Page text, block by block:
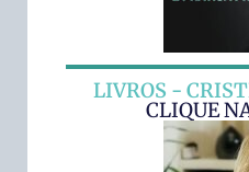
LIVROS -
CLIQUE